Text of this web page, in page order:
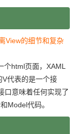
View的细节和复杂
个html页面，XAML
代表的是一个接
口意味着任何实现了
Model代码。